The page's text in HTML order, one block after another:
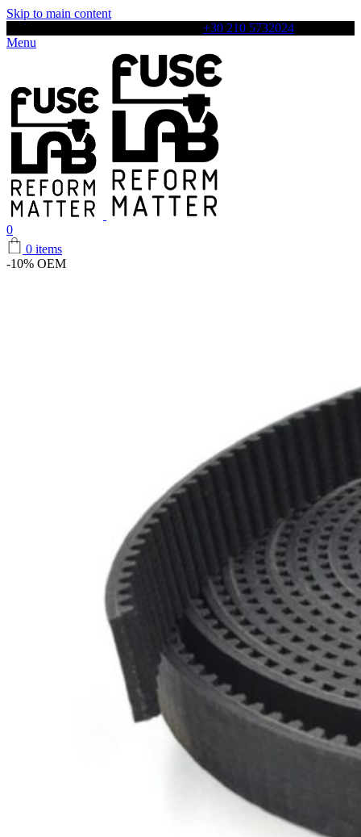
Skip to main content
+30 210 5732024
Menu
0
0 items
-10% OEM